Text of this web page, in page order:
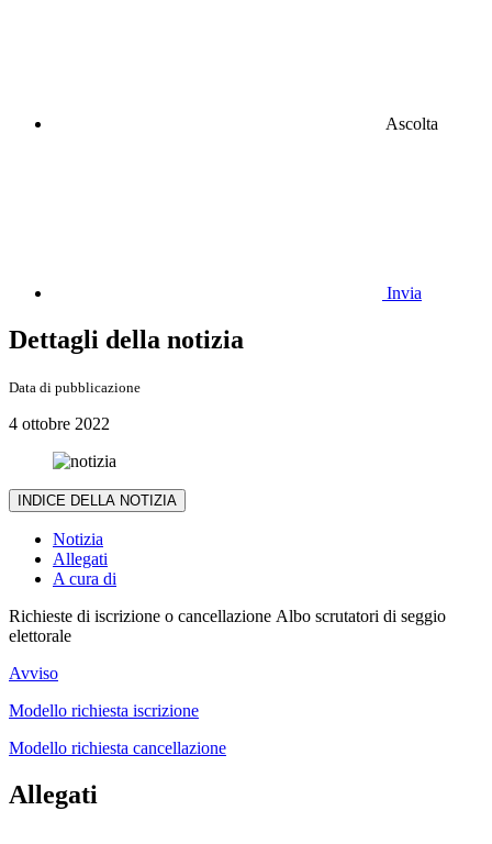
Ascolta
Invia
Dettagli della notizia
Data di pubblicazione
4 ottobre 2022
INDICE DELLA NOTIZIA
Notizia
Allegati
A cura di
Richieste di iscrizione o cancellazione Albo scrutatori di seggio
elettorale
Avviso
Modello richiesta iscrizione
Modello richiesta cancellazione
Allegati